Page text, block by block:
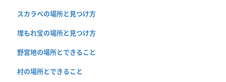
スカラベの場所と見つけ方
埋もれ宝の場所と見つけ方
野営地の場所とできること
村の場所とできること